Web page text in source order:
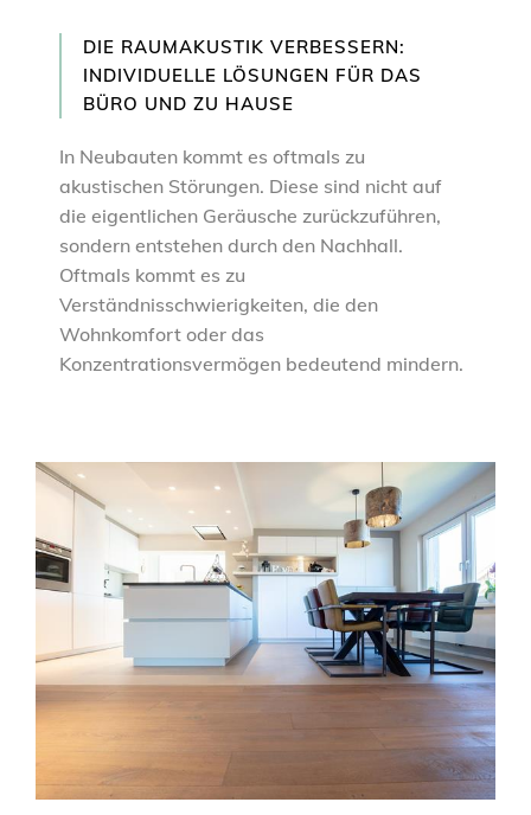
DIE RAUMAKUSTIK VERBESSERN:
INDIVIDUELLE LÖSUNGEN FÜR DAS
BÜRO UND ZU HAUSE
In Neubauten kommt es oftmals zu
akustischen Störungen. Diese sind nicht auf
die eigentlichen Geräusche zurückzuführen,
sondern entstehen durch den Nachhall.
Oftmals kommt es zu
Verständnisschwierigkeiten, die den
Wohnkomfort oder das
Konzentrationsvermögen bedeutend mindern.